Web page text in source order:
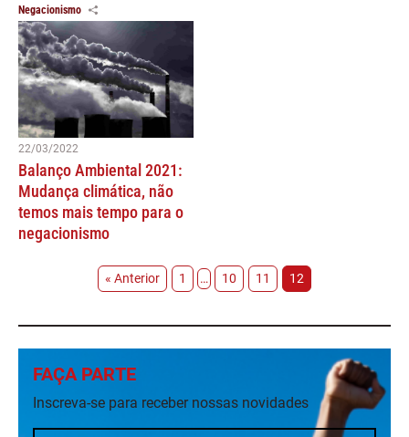
Negacionismo
22/03/2022
Balanço Ambiental 2021:
Mudança climática, não
temos mais tempo para o
negacionismo
« Anterior 1 … 10 11 12
FAÇA PARTE
Inscreva-se para receber nossas novidades